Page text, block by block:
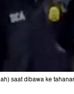
saat dibawa ke